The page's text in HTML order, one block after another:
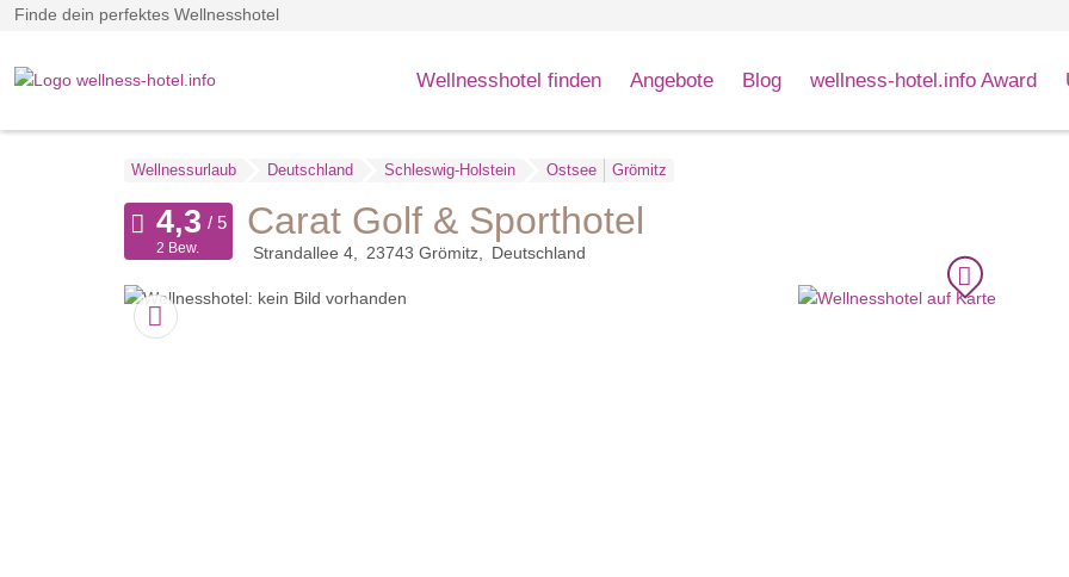
Finde dein perfektes Wellnesshotel
Wellnesshotel finden Angebote Blog wellness-hotel.info Award
Wellnessurlaub Deutschland Schleswig-Holstein Ostsee Grömitz
Carat Golf & Sporthotel
Strandallee 4 23743 Grömitz Deutschland
2 Bew.